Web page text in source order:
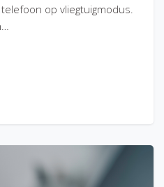
op vliegtuigmodus.